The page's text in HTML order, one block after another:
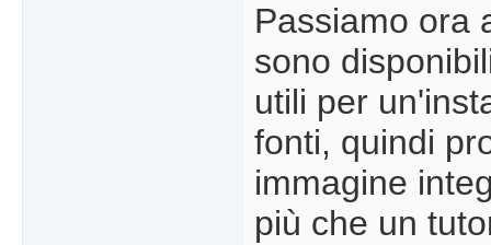
Passiamo ora
sono
utili per
fonti, quindi
immagine
più che un